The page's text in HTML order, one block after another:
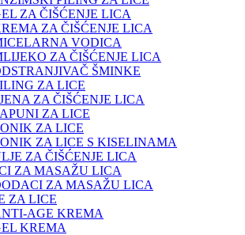
ZA ČIŠĆENJE LICA
ZA ČIŠĆENJE LICA
VODICA
ZA ČIŠĆENJE LICA
ŠMINKE
ZA LICE
ZA ČIŠĆENJE LICA
ZA LICE
ZA LICE
ZA LICE S KISELINAMA
ZA ČIŠĆENJE LICA
ZA MASAŽU LICA
ZA MASAŽU LICA
ZA LICE
AGE KREMA
KREMA